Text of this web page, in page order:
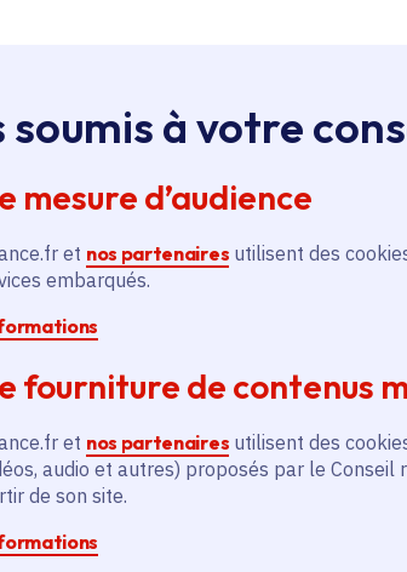
soumis à votre
mesure d’audience
et nos partenaires utilisent des
embarqués.
fourniture de contenus
et nos partenaires utilisent des
audio et autres) proposés par le Conseil
de son site.
sur
des aides régionales.
Le Médiateur de la
Région Île-de-
l’un des services de la Région Île-